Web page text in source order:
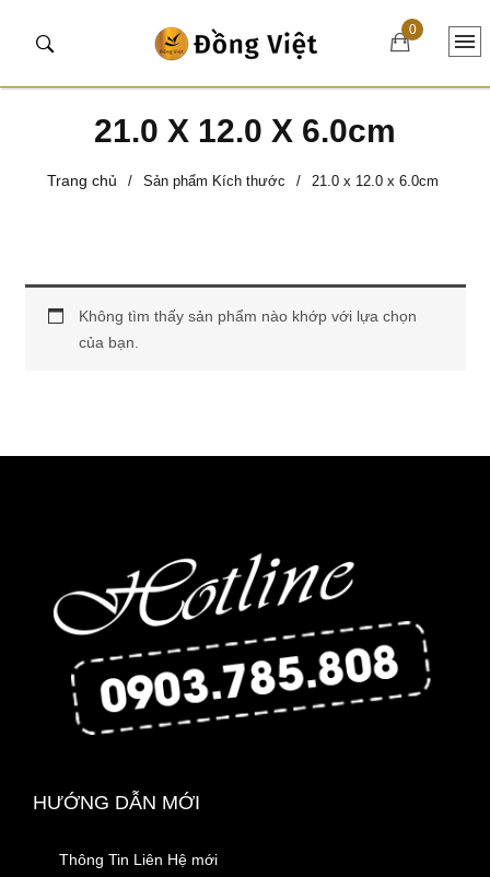
0
21.0 X 12.0 X 6.0cm
Trang chủ / Sản phẩm Kích thước / 21.0 x 12.0 x 6.0cm
Không tìm thấy sản phẩm nào khớp với lựa chọn
của bạn.
HƯỚNG DẪN MỚI
Thông Tin Liên Hệ mới